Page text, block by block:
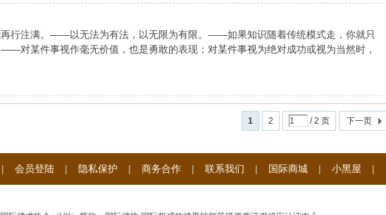
注满。——以无法为有法，以无限为有限。——如果知识随着传统模式走，你就只
对某件事视作毫无价值，也是勇敢的表现；对某件事视为绝对成功或视为当然时，
1 2 / 2 页 下一页
| 会员登陆 | 隐私保护 | 商务合作 | 联系我们 | 国际商城 | 小黑屋 |